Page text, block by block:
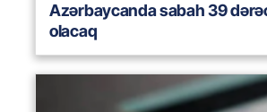
Azərbaycanda sabah 39
olacaq